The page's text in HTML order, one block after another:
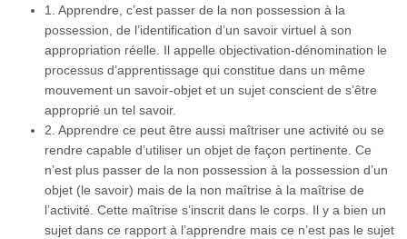
1. Apprendre, c’est passer de la non possession à la
possession, de l’identification d’un savoir virtuel à son
appropriation réelle. Il appelle objectivation-dénomination le
processus d’apprentissage qui constitue dans un même
mouvement un savoir-objet et un sujet conscient de s’être
approprié un tel savoir.
2. Apprendre ce peut être aussi maîtriser une activité ou se
rendre capable d’utiliser un objet de façon pertinente. Ce
n’est plus passer de la non possession à la possession d’un
objet (le savoir) mais de la non maîtrise à la maîtrise de
l’activité. Cette maîtrise s’inscrit dans le corps. Il y a bien un
sujet dans ce rapport à l’apprendre mais ce n’est pas le sujet